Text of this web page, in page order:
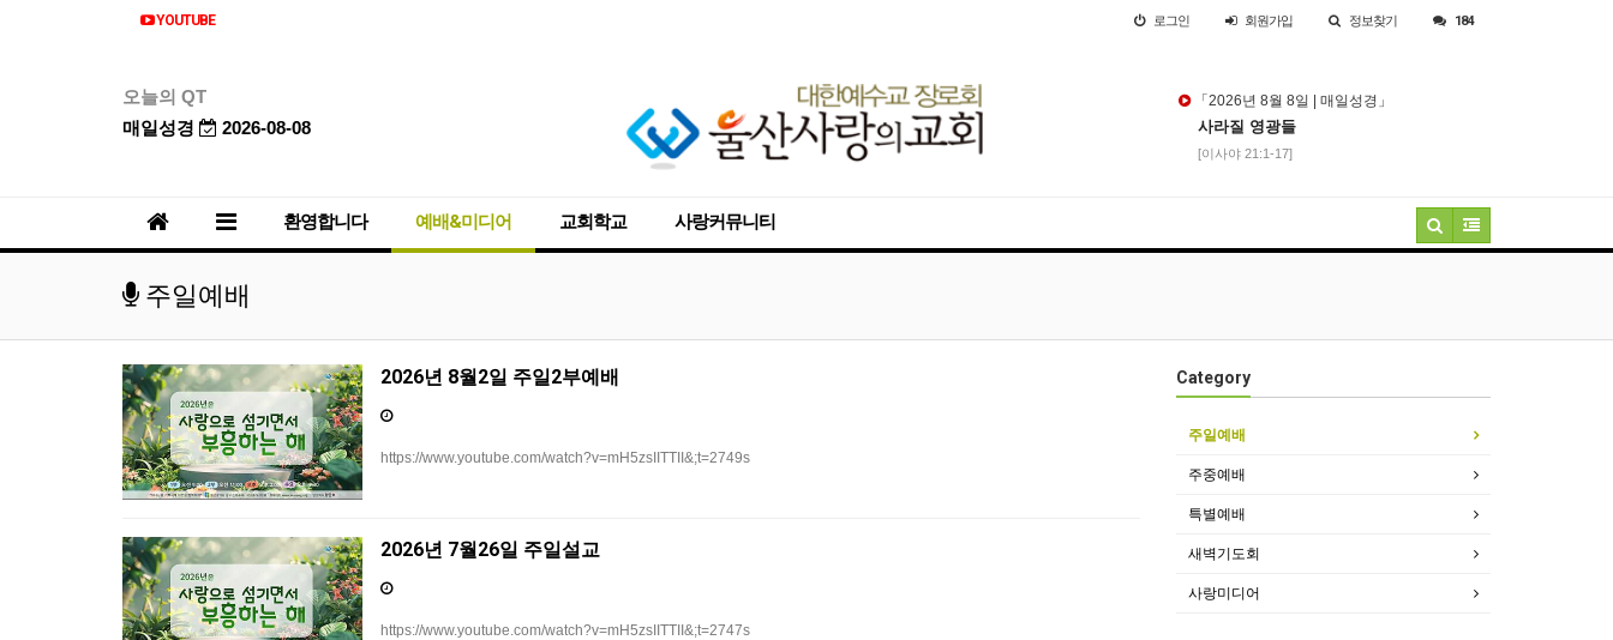
YOUTUBE 로그인 회원가입 정보찾기 184
오늘의 QT
매일성경
2026-08-08
「2026년 8월 8일 | 매일성경」
사라질 영광들
[이사야 21:1-17]
환영합니다 예배&미디어 교회학교 사랑커뮤니티
주일예배
2026년 8월2일 주일2부예배
https://www.youtube.com/watch?v=mH5zsIITTII&;t=2749s
2026년 7월26일 주일설교
https://www.youtube.com/watch?v=mH5zsIITTII&;t=2747s
Category
주일예배
주중예배
특별예배
새벽기도회
사랑미디어